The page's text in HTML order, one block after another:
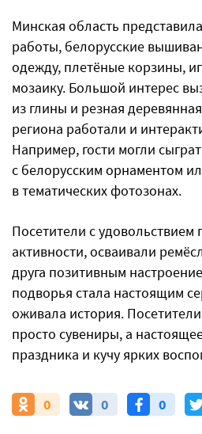
Минская область
работы, белорусские
одежду, плетёные корзины,
мозаику. Большой интерес
из глины и резная
региона работали и
Например, гости могли
с белорусским орнаментом
в тематических фотозонах.
Посетители с
активности, осваивали
друга позитивным
подворья стала настоящим
оживала история.
просто сувениры, а
праздника и кучу ярких
0 0 0